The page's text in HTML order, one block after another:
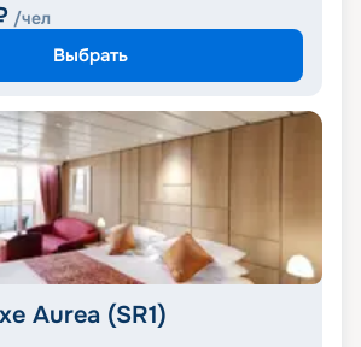
/чел
Выбрать
Aurea (SR1)